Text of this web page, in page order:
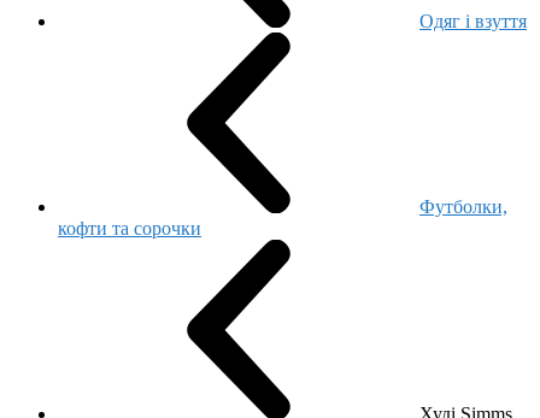
Одяг і взуття
Футболки,
кофти та сорочки
Худі Simms